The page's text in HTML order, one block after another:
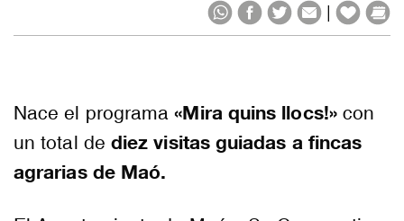
|
Nace el programa «Mira quins llocs!»con
un total de diez visitas guiadas a fincas
agrarias de Maó.